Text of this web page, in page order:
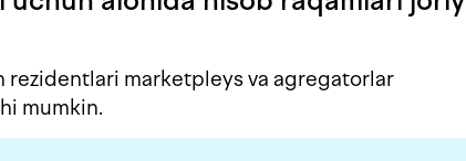
rezidentlari marketpleys va agregatorlar
mumkin.